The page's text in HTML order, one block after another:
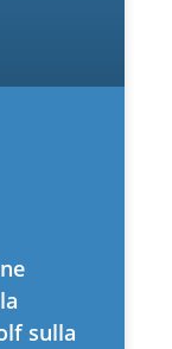
sulla